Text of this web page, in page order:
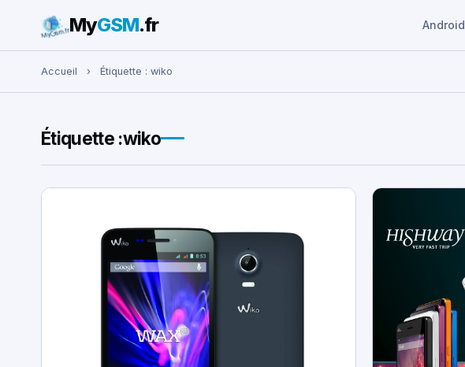
Rechercher :
MyGSM.fr Android
Accueil › Étiquette : wiko
Étiquette :wiko